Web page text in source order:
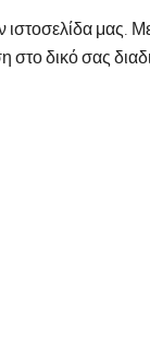
μας.
δικό σας